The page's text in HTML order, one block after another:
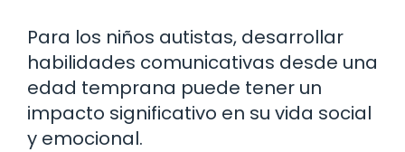
Para los niños autistas, desarrollar
habilidades comunicativas desde una
edad temprana puede tener un
impacto significativo en su vida social
y emocional.